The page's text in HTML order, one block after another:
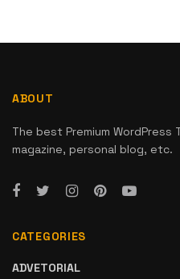
ABOUT
The best Premium
magazine, personal blog, etc.
CATEGORIES
ADVETORIAL